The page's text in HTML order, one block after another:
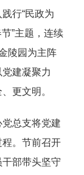
行“民政为
”主题，连续
陵园为主阵
建凝聚力
更文明。
总支将党建
。节前召开
部带头坚守